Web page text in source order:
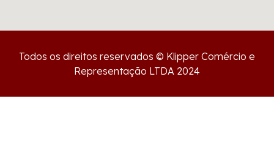
Todos os direitos reservados © Klipper Comércio e
Representação LTDA 2024